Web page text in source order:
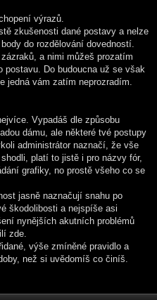
výrazů.
zkušenosti dané postavy a nelze
do rozdělování dovedností.
a nimi můžeš prozatím
postavu. Do budoucna už se však
jedná vám zatím neprozradím.
Vypadáš dle způsobu
dámu, ale některé tvé postupy
administrátor naznačí, že vše
platí to jistě i pro názvy fór,
grafiky, no prostě všeho co se
jasně naznačují snahu po
škodolibosti a nejspíše asi
nynějších akutních problémů
zde.
výše zmíněné pravidlo a
než si uvědomíš co činíš.